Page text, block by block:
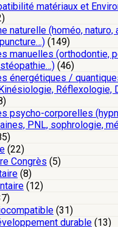
matériaux et
naturelle (homéo, naturo,
(149)
manuelles (orthodontie,
(46)
énergétiques /
Réflexologie,
psycho-corporelles
PNL, sophrologie,
(22)
Congrès (5)
(8)
(12)
(31)
durable (13)